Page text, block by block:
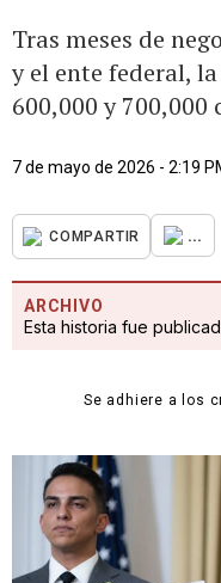
Tras meses de
y el ente federal,
600,000 y
7 de mayo de 2026 - 2:19
COMPARTIR ...
ARCHIVO
Esta historia fue
Se adhiere a los